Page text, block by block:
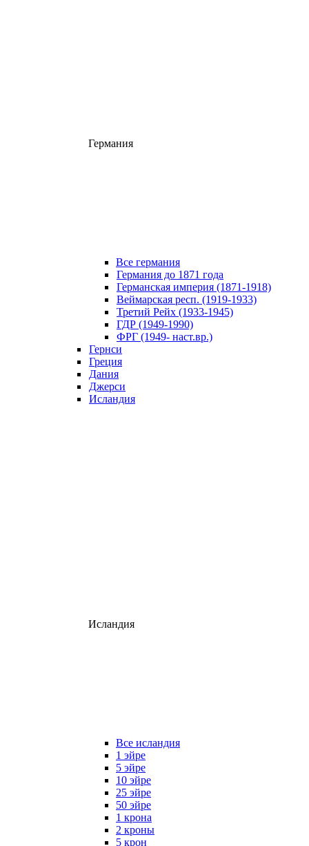
Германия
Все германия
Германия до 1871 года
Германская империя (1871-1918)
Веймарская респ. (1919-1933)
Третий Рейх (1933-1945)
ГДР (1949-1990)
ФРГ (1949- наст.вр.)
Гернси
Греция
Дания
Джерси
Исландия
Исландия
Все исландия
1 эйре
5 эйре
10 эйре
25 эйре
50 эйре
1 крона
2 кроны
5 крон